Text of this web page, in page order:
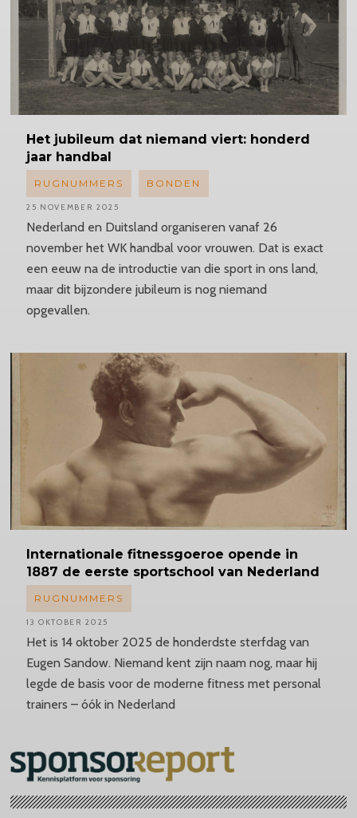
Het jubileum dat niemand viert: honderd
jaar handbal
Nederland en Duitsland organiseren vanaf 26
november het WK handbal voor vrouwen. Dat is exact
een eeuw na de introductie van die sport in ons land,
maar dit bijzondere jubileum is nog niemand
opgevallen.
RUGNUMMERS BONDEN
25 NOVEMBER 2025
Internationale fitnessgoeroe opende in
1887 de eerste sportschool van Nederland
Het is 14 oktober 2025 de honderdste sterfdag van
Eugen Sandow. Niemand kent zijn naam nog, maar hij
legde de basis voor de moderne fitness met personal
trainers – óók in Nederland
RUGNUMMERS
13 OKTOBER 2025